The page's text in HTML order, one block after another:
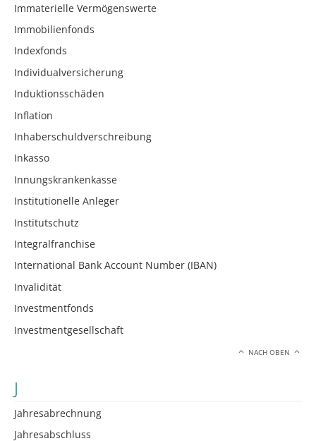
Immaterielle Vermögenswerte
Immobilienfonds
Indexfonds
Individualversicherung
Induktionsschäden
Inflation
Inhaberschuldverschreibung
Inkasso
Innungskrankenkasse
Institutionelle Anleger
Institutschutz
Integralfranchise
International Bank Account Number (IBAN)
Invalidität
Investmentfonds
Investmentgesellschaft
NACH OBEN
J
Jahresabrechnung
Jahresabschluss